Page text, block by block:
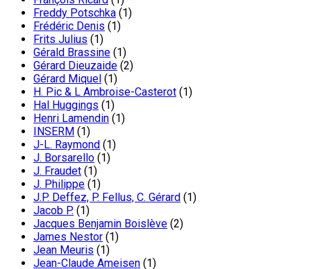
Freddy Potschka (1)
Frédéric Denis (1)
Frits Julius (1)
Gérald Brassine (1)
Gérard Dieuzaide (2)
Gérard Miquel (1)
H. Pic & L Ambroise-Casterot (1)
Hal Huggings (1)
Henri Lamendin (1)
INSERM (1)
J-L. Raymond (1)
J. Borsarello (1)
J. Fraudet (1)
J. Philippe (1)
J.P. Deffez, P. Fellus, C. Gérard (1)
Jacob P. (1)
Jacques Benjamin Boislève (2)
James Nestor (1)
Jean Meuris (1)
Jean-Claude Ameisen (1)